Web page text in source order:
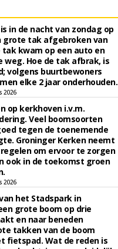
in de nacht van zondag op
grote tak afgebroken van
tak kwam op een auto en
weg. Hoe de tak afbrak, is
volgens buurtbewoners
elke 2 jaar onderhouden.
2026
op kerkhoven i.v.m.
Veel boomsoorten
tegen de toenemende
Groninger Kerken neemt
om ervoor te zorgen
ook in de toekomst groen
2026
het Stadspark in
grote boom op drie
en naar beneden
takken van de boom
fietspad. Wat de reden is